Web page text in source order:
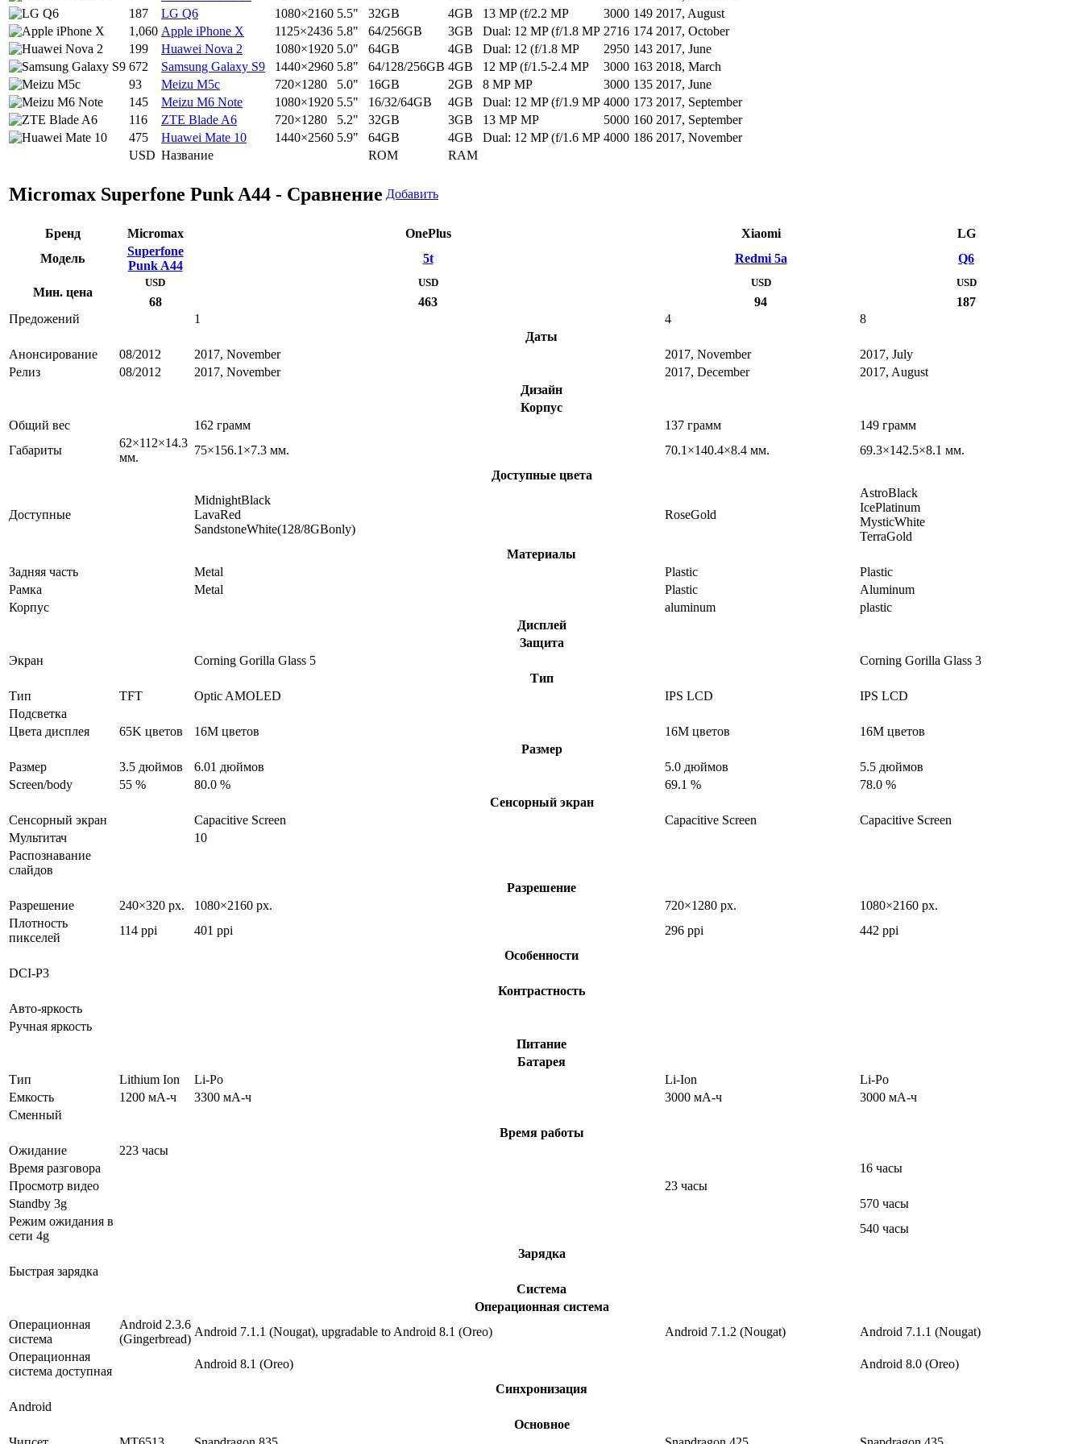
USD Название ROM RAM
187
LG Q6 1080×2160 5.5" 32GB 4GB 13 MP (f/2.2 MP 3000 149 2017, August
1,060 Apple iPhone X 1125×2436 5.8" 64/256GB 3GB Dual: 12 MP (f/1.8 MP 2716 174 2017, October
199
Huawei Nova 2 1080×1920 5.0" 64GB 4GB Dual: 12 (f/1.8 MP 2950 143 2017, June
672
Samsung Galaxy S9 1440×2960 5.8" 64/128/256GB 4GB 12 MP (f/1.5-2.4 MP 3000 163 2018, March
93
Meizu M5c 720×1280 5.0" 16GB 2GB 8 MP MP 3000 135 2017, June
145
Meizu M6 Note 1080×1920 5.5" 16/32/64GB 4GB Dual: 12 MP (f/1.9 MP 4000 173 2017, September
116
ZTE Blade A6 720×1280 5.2" 32GB 3GB 13 MP MP 5000 160 2017, September
475
Huawei Mate 10 1440×2560 5.9" 64GB 4GB Dual: 12 MP (f/1.6 MP 4000 186 2017, November
Micromax Superfone Punk A44 - Сравнение Добавить
Бренд Micromax OnePlus Xiaomi
LG
Модель
Superfone
Punk A44
5t Redmi 5a Q6
Мин. цена
USD
68
USD
463
USD
94
USD
187
Предожений
1 4
8
Даты
Анонсирование
08/2012 2017, November 2017, November
2017, July
Релиз
08/2012 2017, November 2017, December
2017, August
Дизайн
Корпус
Общий вес
162 грамм 137 грамм
149 грамм
Габариты
62×112×14.3
мм.
75×156.1×7.3 мм. 70.1×140.4×8.4 мм.
69.3×142.5×8.1 мм.
Доступные цвета
Доступные
MidnightBlack
LavaRed
SandstoneWhite(128/8GBonly)
RoseGold
AstroBlack
IcePlatinum
MysticWhite
TerraGold
Материалы
Задняя часть
Metal Plastic
Plastic
Рамка
Metal Plastic
Aluminum
Корпус
aluminum
plastic
Дисплей
Защита
Экран
Corning Gorilla Glass 5
Corning Gorilla Glass 3
Тип
Тип
TFT Optic AMOLED IPS LCD
IPS LCD
Подсветка
Цвета дисплея
65K цветов 16M цветов 16M цветов
16M цветов
Размер
Размер
3.5 дюймов 6.01 дюймов 5.0 дюймов
5.5 дюймов
Screen/body
55 % 80.0 % 69.1 %
78.0 %
Сенсорный экран
Сенсорный экран
Capacitive Screen Capacitive Screen
Capacitive Screen
Мультитач
10
Распознавание
слайдов
Разрешение
Разрешение
240×320 px. 1080×2160 px. 720×1280 px.
1080×2160 px.
Плотность
пикселей
114 ppi 401 ppi 296 ppi
442 ppi
Особенности
DCI-P3
Контрастность
Авто-яркость
Ручная яркость
Питание
Батарея
Тип
Lithium Ion Li-Po Li-Ion
Li-Po
Емкость
1200 мА-ч 3300 мА-ч 3000 мА-ч
3000 мА-ч
Сменный
Время работы
Ожидание
223 часы
Время разговора
16 часы
Просмотр видео
23 часы
Standby 3g
570 часы
Режим ожидания в
сети 4g
540 часы
Зарядка
Быстрая зарядка
Система
Операционная система
Операционная
система
Android 2.3.6
(Gingerbread)
Android 7.1.1 (Nougat), upgradable to Android 8.1 (Oreo) Android 7.1.2 (Nougat)
Android 7.1.1 (Nougat)
Операционная
система доступная
Android 8.1 (Oreo)
Android 8.0 (Oreo)
Синхронизация
Android
Основное